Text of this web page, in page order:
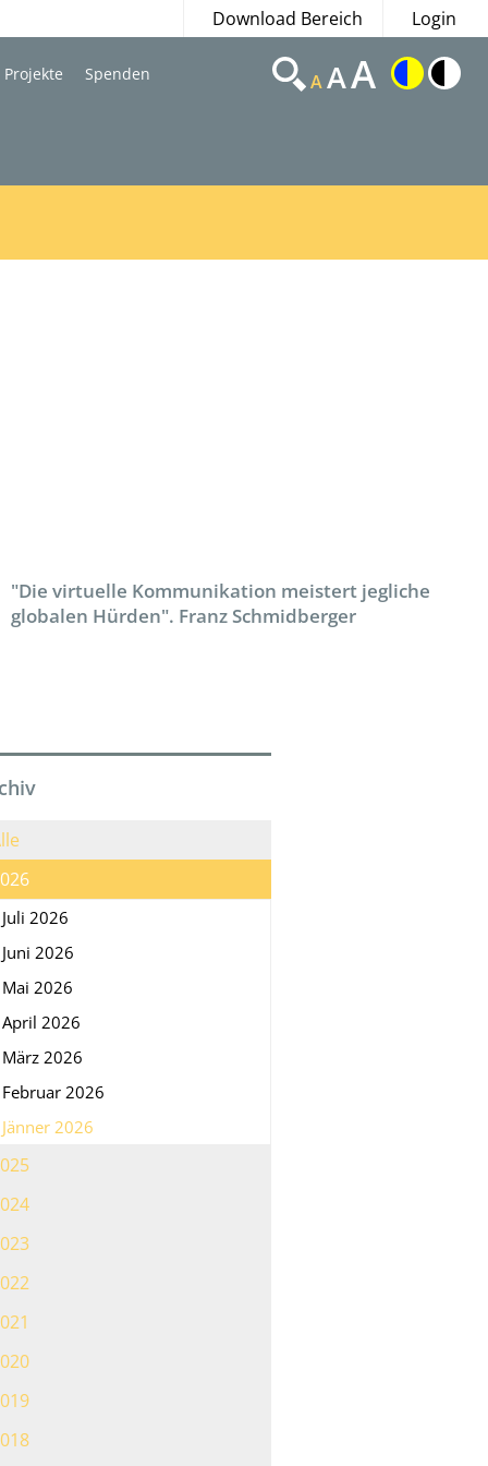
Download Bereich Login
Projekte Spenden AAA
"Die virtuelle Kommunikation meistert jegliche
globalen Hürden". Franz Schmidberger
Juli 2026
Juni 2026
Mai 2026
April 2026
März 2026
Februar 2026
Jänner 2026